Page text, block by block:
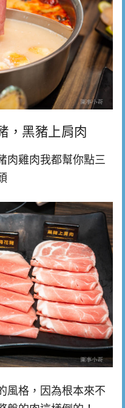
，黑豬上肩肉
肉雞肉我都幫你點三
風格，因為根本來不